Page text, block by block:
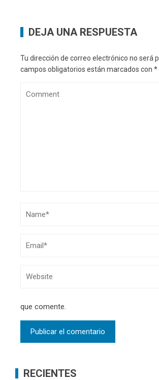
DEJA UNA RESPUESTA
Tu dirección de correo electrónico no será
campos obligatorios están marcados con *
que comente.
RECIENTES